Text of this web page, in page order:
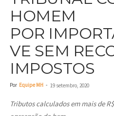
HOMEM
POR
VE SEM
IMPOSTOS
Por Equipe MH - 19 setembro, 2020
Tributos calculados em mais de